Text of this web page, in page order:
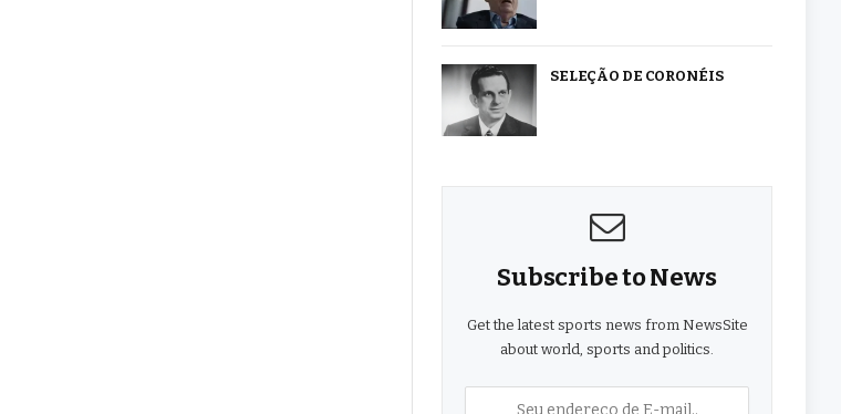
SELEÇÃO DE CORONÉIS
Subscribe to News
Get the latest sports news from NewsSite
about world, sports and politics.